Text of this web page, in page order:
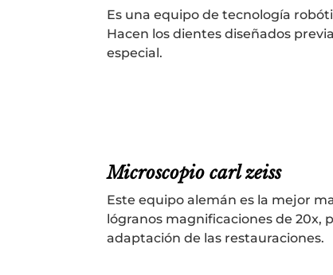
Es una equipo de tecnología
Hacen los dientes diseñados
especial.
Microscopio carl zeiss
Este equipo alemán es la mejor
lógranos magnificaciones de 20x,
adaptación de las restauraciones.